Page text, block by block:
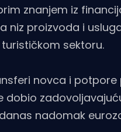
znanjem iz
niz proizvoda i
sektoru.
novca i
dobio
nadomak